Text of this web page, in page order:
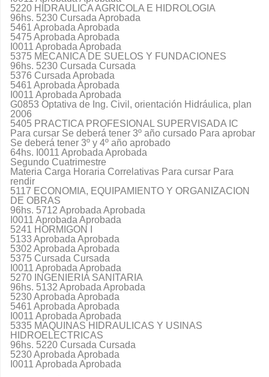
5220 HIDRAULICA AGRICOLA E HIDROLOGIA
96hs. 5230 Cursada Aprobada
5461 Aprobada Aprobada
5475 Aprobada Aprobada
I0011 Aprobada Aprobada
5375 MECANICA DE SUELOS Y FUNDACIONES
96hs. 5230 Cursada Cursada
5376 Cursada Aprobada
5461 Aprobada Aprobada
I0011 Aprobada Aprobada
G0853 Optativa de Ing. Civil, orientación Hidráulica, plan
2006
5405 PRACTICA PROFESIONAL SUPERVISADA IC
Para cursar Se deberá tener 3º año cursado Para aprobar
Se deberá tener 3º y 4º año aprobado
64hs. I0011 Aprobada Aprobada
Segundo Cuatrimestre
Materia Carga Horaria Correlativas Para cursar Para
rendir
5117 ECONOMIA, EQUIPAMIENTO Y ORGANIZACION
DE OBRAS
96hs. 5712 Aprobada Aprobada
I0011 Aprobada Aprobada
5241 HORMIGON I
5133 Aprobada Aprobada
5302 Aprobada Aprobada
5375 Cursada Cursada
I0011 Aprobada Aprobada
5270 INGENIERIA SANITARIA
96hs. 5132 Aprobada Aprobada
5230 Aprobada Aprobada
5461 Aprobada Aprobada
I0011 Aprobada Aprobada
5335 MAQUINAS HIDRAULICAS Y USINAS
HIDROELECTRICAS
96hs. 5220 Cursada Cursada
5230 Aprobada Aprobada
I0011 Aprobada Aprobada